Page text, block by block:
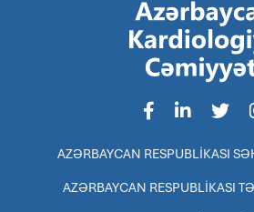
AZƏRBAYCAN RESPUBLİKASI
AZƏRBAYCAN RESPUBLİKASI